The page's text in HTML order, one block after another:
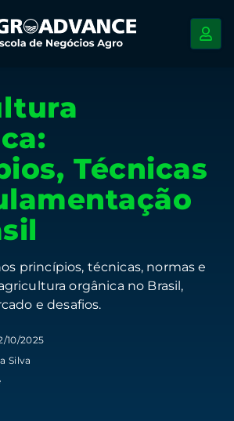
Técnicas
princípios, técnicas, normas e
orgânica no Brasil,
e desafios.
10/2025
Silva